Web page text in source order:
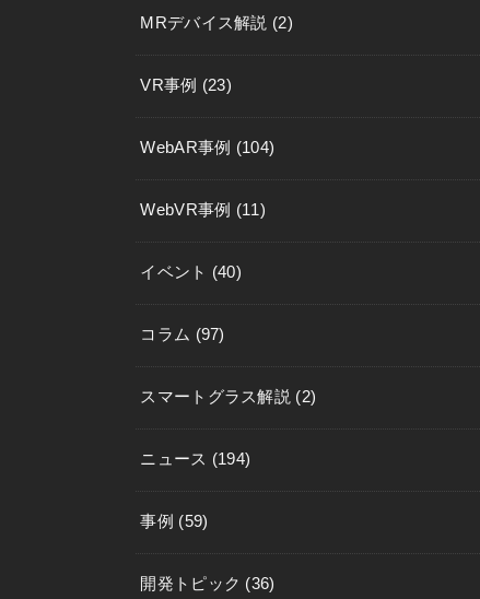
MRデバイス解説 (2)
VR事例 (23)
WebAR事例 (104)
WebVR事例 (11)
イベント (40)
コラム (97)
スマートグラス解説 (2)
ニュース (194)
事例 (59)
開発トピック (36)